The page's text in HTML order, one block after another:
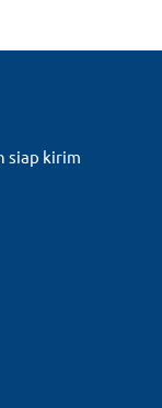
siap kirim